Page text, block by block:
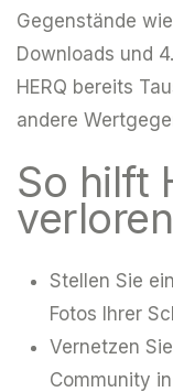
Gegenstände
Downloads und
HERQ bereits
andere
So hilft
Stellen Sie
Fotos Ihrer
Vernetzen
Community